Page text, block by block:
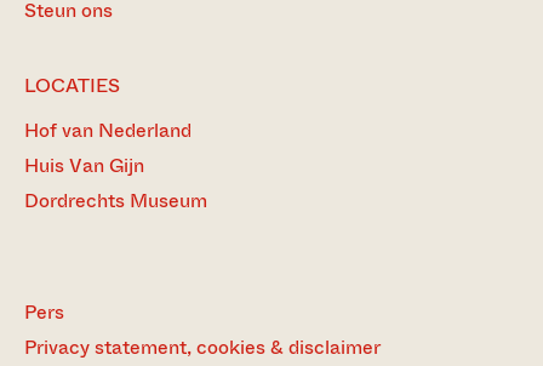
Steun ons
LOCATIES
Hof van Nederland
Huis Van Gijn
Dordrechts Museum
Pers
Privacy statement, cookies & disclaimer